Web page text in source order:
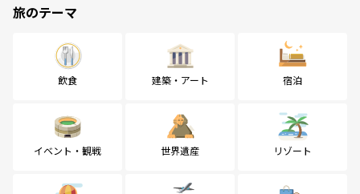
旅のテーマ
飲食 建築・アート 宿泊
イベント・観戦 世界遺産 リゾート